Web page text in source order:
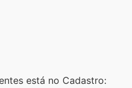
está no Cadastro: